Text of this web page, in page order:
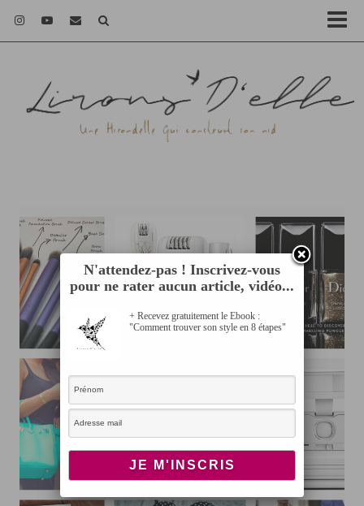
N'attendez-pas ! Inscrivez-vous
pour ne rater aucun article, vidéo...
+ Recevez gratuitement le Ebook :
"Comment trouver son style en 8 étapes"